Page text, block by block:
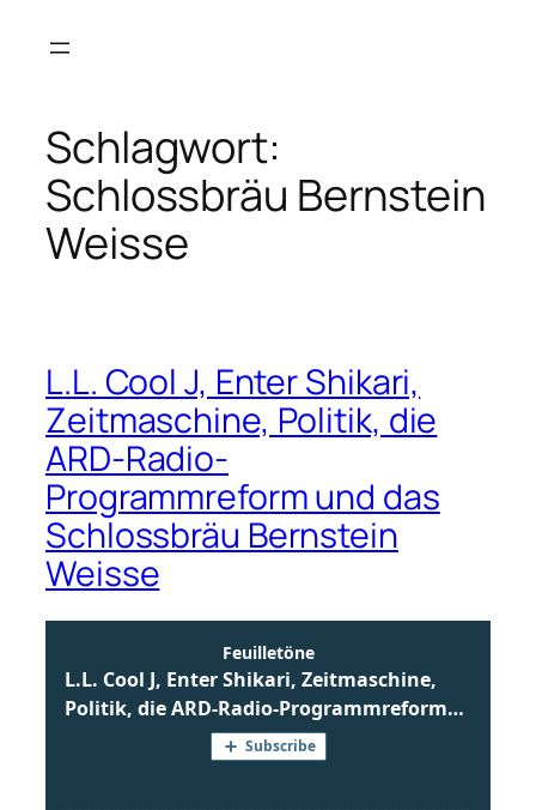
Inhalt
Schlagwort:
Schlossbräu Bernstein
Weisse
L.L. Cool J, Enter Shikari,
Zeitmaschine, Politik, die
ARD-Radio-
Programmreform und das
Schlossbräu Bernstein
Weisse